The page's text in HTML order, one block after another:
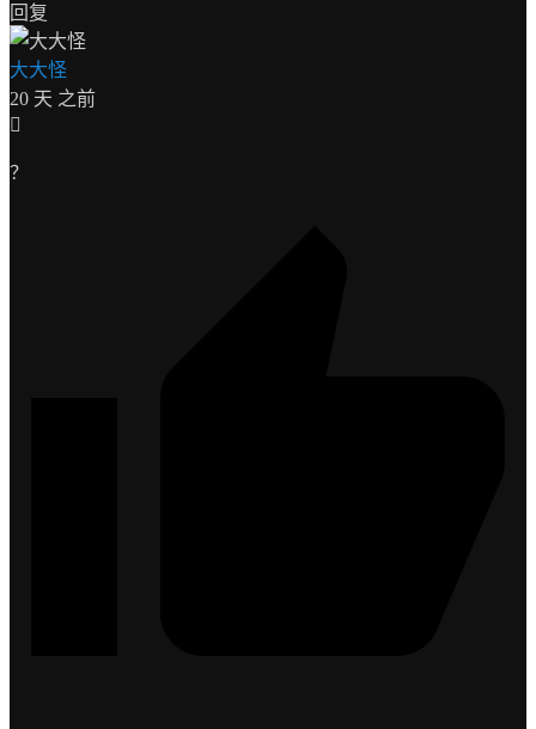
回复
大大怪
20 天 之前
？